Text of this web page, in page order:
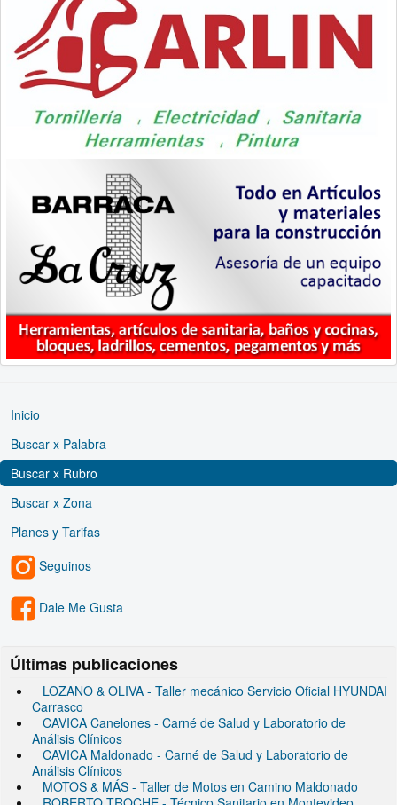
Inicio
Buscar x Palabra
Buscar x Rubro
Buscar x Zona
Planes y Tarifas
Seguinos
Dale Me Gusta
Últimas publicaciones
LOZANO & OLIVA - Taller mecánico Servicio Oficial HYUNDAI
Carrasco
CAVICA Canelones - Carné de Salud y Laboratorio de
Análisis Clínicos
CAVICA Maldonado - Carné de Salud y Laboratorio de
Análisis Clínicos
MOTOS & MÁS - Taller de Motos en Camino Maldonado